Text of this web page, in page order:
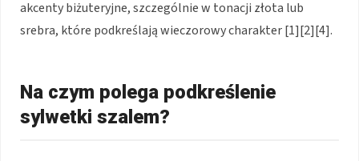
akcenty biżuteryjne, szczególnie w tonacji złota lub
srebra, które podkreślają wieczorowy charakter [1][2][4].
Na czym polega podkreślenie
sylwetki szalem?